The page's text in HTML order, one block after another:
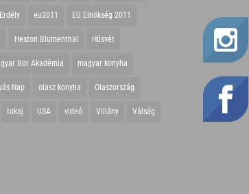
Erdély eu2011 EU Elnökség 2011
Heston Blumenthal Húsvét
Bor Akadémia magyar konyha
Nap olasz konyha Olaszország
tokaj USA videó Villány Válság